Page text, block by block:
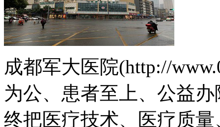
成都军大医院(http://
为公、患者至上、公益
终把医疗技术、医疗质